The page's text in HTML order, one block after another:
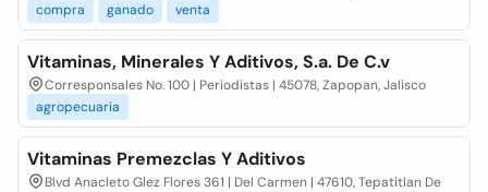
compra
ganado venta
Vitaminas, Minerales Y Aditivos, S.a. De C.v
Corresponsales No. 100 | Periodistas | 45078, Zapopan, Jalisco
agropecuaria
Vitaminas Premezclas Y Aditivos
Blvd Anacleto Glez Flores 361 | Del Carmen | 47610, Tepatitlan De